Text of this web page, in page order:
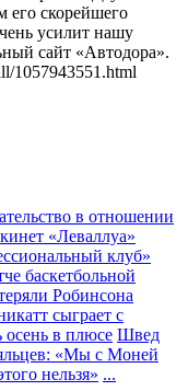
скорейшего
усилит нашу
сайт «Автодора».
1057943551.html
в отношении
«Леваллуа»
клуб»
баскетбольной
Робинсона
сыграет с
осень в плюсе Швед
«Мы с Моней
нельзя» ...